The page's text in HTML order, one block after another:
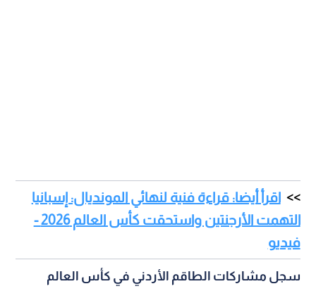
اقرأ أيضا: قراءة فنية لنهائي المونديال: إسبانيا
التهمت الأرجنتين واستحقت كأس العالم 2026 -
فيديو
سجل مشاركات الطاقم الأردني في كأس العالم